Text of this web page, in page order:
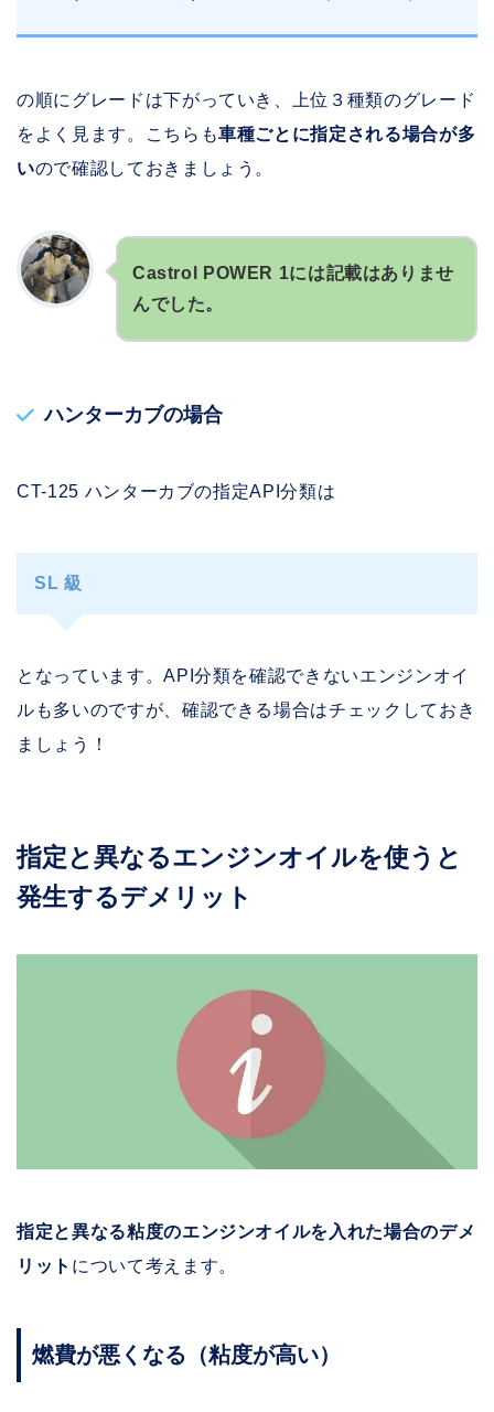
の順にグレードは下がっていき、上位３種類のグレード
をよく見ます。こちらも車種ごとに指定される場合が多
いので確認しておきましょう。
Castrol POWER 1には記載はありませ
んでした。
ハンターカブの場合
CT-125 ハンターカブの指定API分類は
SL 級
となっています。API分類を確認できないエンジンオイ
ルも多いのですが、確認できる場合はチェックしておき
ましょう！
指定と異なるエンジンオイルを使うと
発生するデメリット
指定と異なる粘度のエンジンオイルを入れた場合のデメ
リット について考えます。
燃費が悪くなる（粘度が高い）